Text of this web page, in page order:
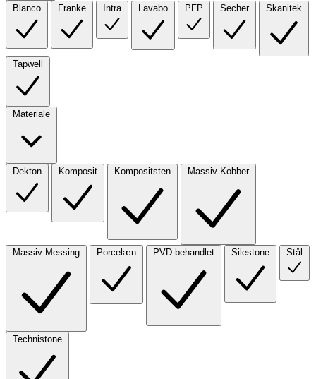
Blanco Franke Intra Lavabo PFP Secher Skanitek
Tapwell
Materiale
Dekton Komposit Kompositsten Massiv Kobber
Massiv Messing Porcelæn PVD behandlet Silestone Stål
Technistone